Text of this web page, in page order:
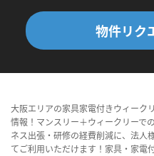
物件リク
大阪エリアの家具家電付きウィーク
情報！マンスリー＋ウィークリーで
ネス出張・研修の経費削減に、法人
てご利用いただけます！家具・家電